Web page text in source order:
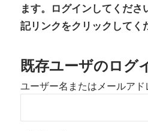
ます。ログインしてくだ
記リンクをクリックしてく
既存ユーザのログ
ユーザー名またはメールアド